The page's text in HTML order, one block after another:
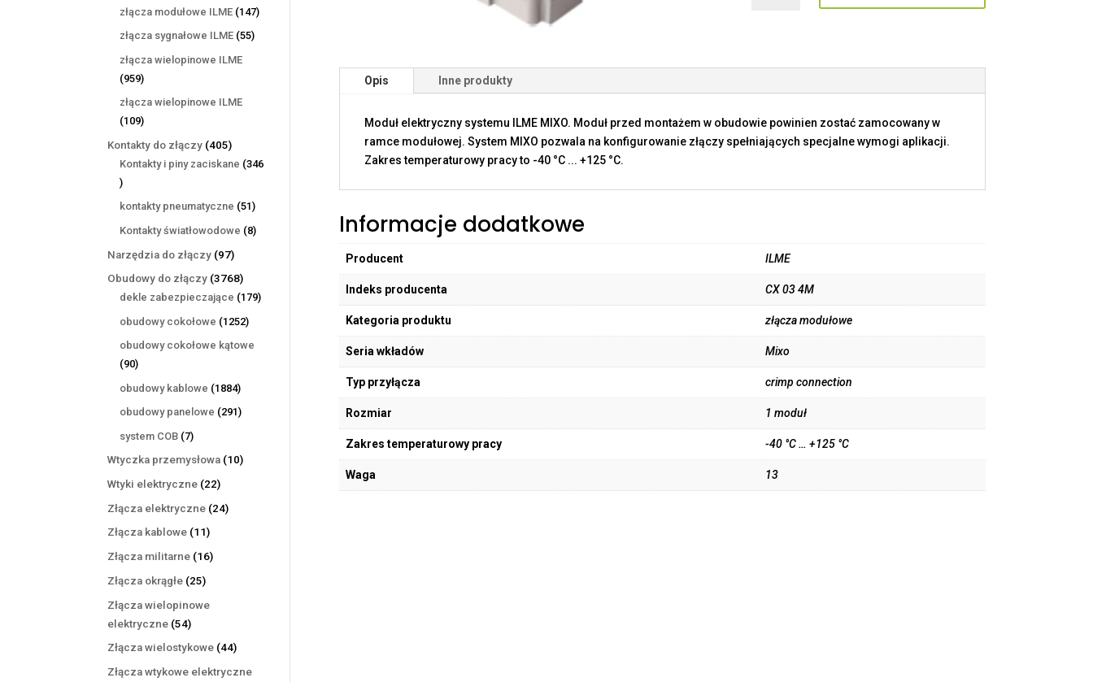
produktów
złącza modułowe ILME 147147
złącza sygnałowe ILME 5555
złącza wielopinowe ILME
959959
produktów
złącza wielopinowe ILME
109109
produktów
Kontakty do złączy 405405
produktów
Kontakty i piny zaciskane 346
346
produktów
kontakty pneumatyczne 5151
produktów
Kontakty światłowodowe 88
Narzędzia do złączy 9797
produktów
Obudowy do złączy 37683768
produktów
dekle zabezpieczające 179179
obudowy cokołowe 12521252
obudowy cokołowe kątowe
9090
produktów
obudowy kablowe 18841884
produkty
obudowy panelowe 291291
system COB 77
produktów
Wtyczka przemysłowa 1010
Wtyki elektryczne 2222
produkty
Złącza elektryczne 2424
Złącza kablowe 1111
produktów
Złącza militarne 1616
Złącza okrągłe 2525
Złącza wielopinowe
elektryczne 5454
produkty
Złącza wielostykowe 4444
Złącza wtykowe elektryczne
Opis Inne produkty
Moduł elektryczny systemu ILME MIXO. Moduł przed montażem w obudowie powinien zostać zamocowany w
ramce modułowej. System MIXO pozwala na konfigurowanie złączy spełniających specjalne wymogi aplikacji.
Zakres temperaturowy pracy to -40 °C ... +125 °C.
Informacje dodatkowe
Producent ILME
Indeks producenta CX 03 4M
Kategoria produktu złącza modułowe
Seria wkładów Mixo
Typ przyłącza crimp connection
Rozmiar 1 moduł
Zakres temperaturowy pracy -40 °C … +125 °C
Waga 13